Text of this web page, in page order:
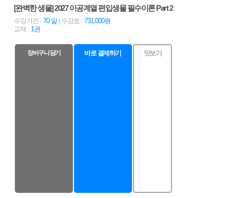
[완벽한 생물] 2027 이공계열 편입생물 필수이론 Part 2
수강기간 : 70 일 | 수강료 : 731,000원
교재 : 1권
장바구니 담기 바로 결제하기 맛보기